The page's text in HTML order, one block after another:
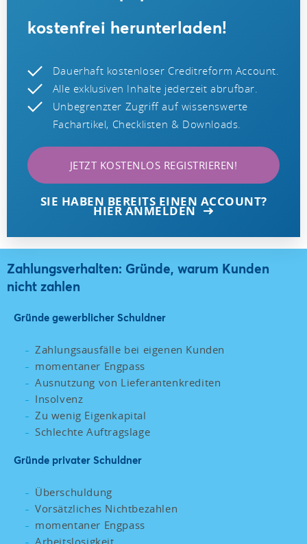
kostenfrei herunterladen!
Dauerhaft kostenloser Creditreform Account.
Alle exklusiven Inhalte jederzeit abrufbar.
Unbegrenzter Zugriff auf wissenswerte
Fachartikel, Checklisten & Downloads.
JETZT KOSTENLOS REGISTRIEREN!
SIE HABEN BEREITS EINEN ACCOUNT?
HIER ANMELDEN
Zahlungsverhalten: Gründe, warum Kunden
nicht zahlen
Gründe gewerblicher Schuldner
Zahlungsausfälle bei eigenen Kunden
momentaner Engpass
Ausnutzung von Lieferantenkrediten
Insolvenz
Zu wenig Eigenkapital
Schlechte Auftragslage
Gründe privater Schuldner
Überschuldung
Vorsätzliches Nichtbezahlen
momentaner Engpass